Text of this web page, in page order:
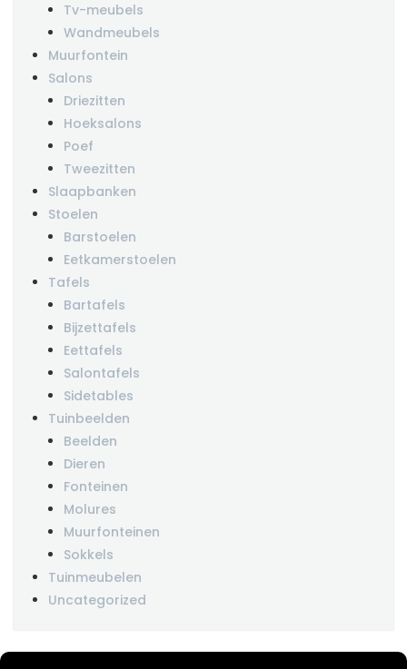
Tv-meubels
Wandmeubels
Muurfontein
Salons
Driezitten
Hoeksalons
Poef
Tweezitten
Slaapbanken
Stoelen
Barstoelen
Eetkamerstoelen
Tafels
Bartafels
Bijzettafels
Eettafels
Salontafels
Sidetables
Tuinbeelden
Beelden
Dieren
Fonteinen
Molures
Muurfonteinen
Sokkels
Tuinmeubelen
Uncategorized